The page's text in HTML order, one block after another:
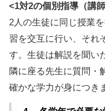
<1対2の個別指導（講
2人の生徒に同じ授業
習を交互に行い、それ
す。生徒は解説を聞い
隣に座る先生に質問・
確かな学力が身につき